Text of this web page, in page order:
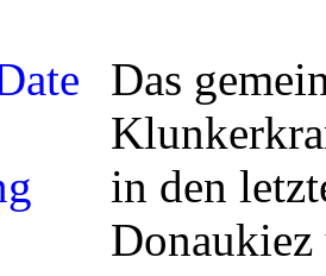
Das
in den